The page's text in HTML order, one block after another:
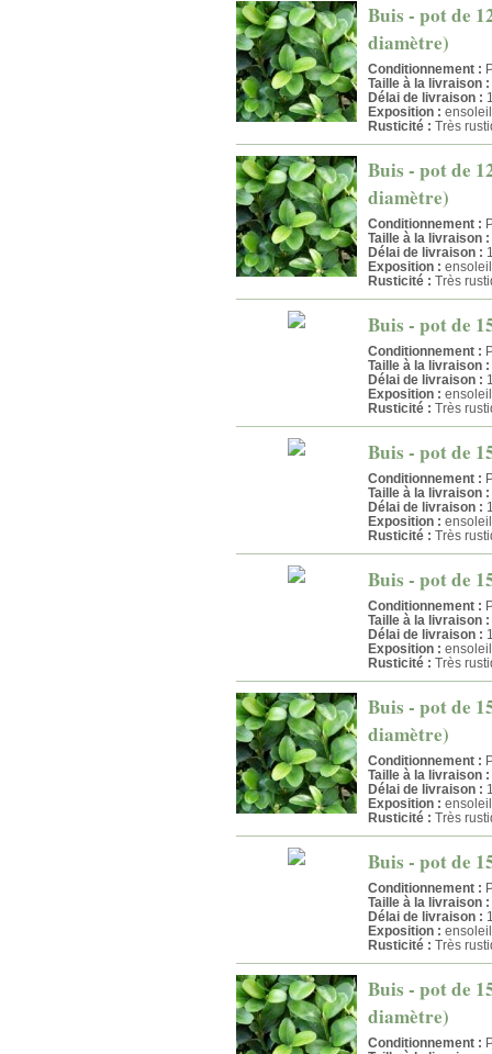
Buis - pot de
diamètre)
Conditionnement :
Taille à la livraison :
Délai de livraison :
Exposition :
Rusticité : Très
Buis - pot de
diamètre)
Conditionnement :
Taille à la livraison :
Délai de livraison :
Exposition :
Rusticité : Très
Buis - pot de
Conditionnement :
Taille à la livraison :
Délai de livraison :
Exposition :
Rusticité : Très
Buis - pot de
Conditionnement :
Taille à la livraison :
Délai de livraison :
Exposition :
Rusticité : Très
Buis - pot de
Conditionnement :
Taille à la livraison :
Délai de livraison :
Exposition :
Rusticité : Très
Buis - pot de
diamètre)
Conditionnement :
Taille à la livraison :
Délai de livraison :
Exposition :
Rusticité : Très
Buis - pot de
Conditionnement :
Taille à la livraison :
Délai de livraison :
Exposition :
Rusticité : Très
Buis - pot de
diamètre)
Conditionnement :